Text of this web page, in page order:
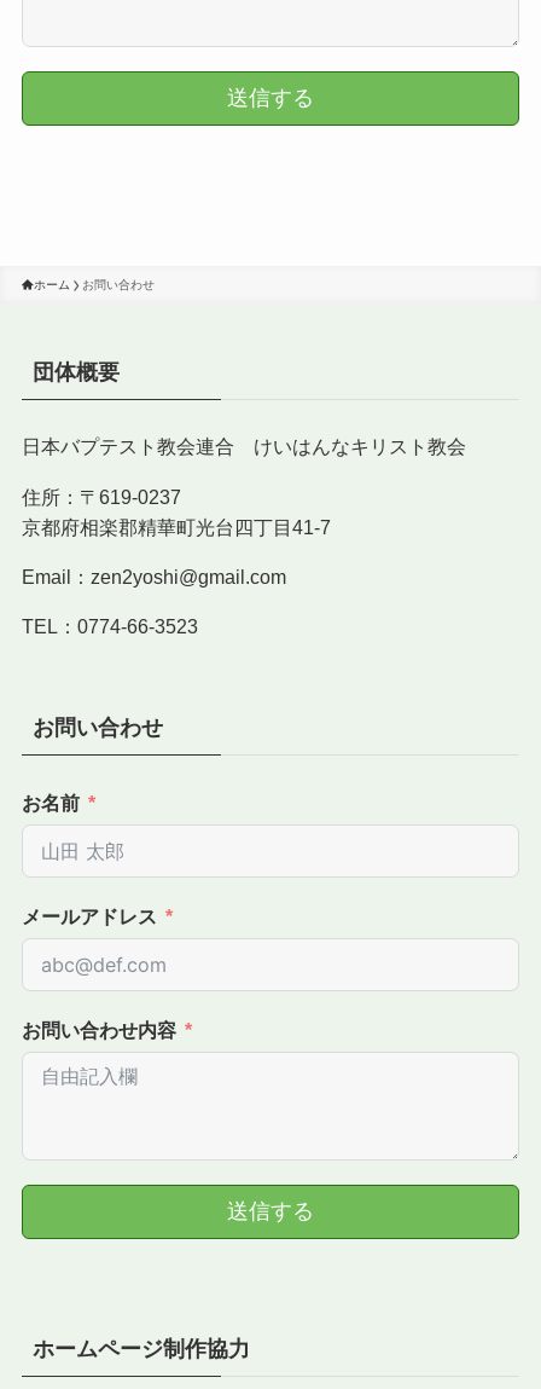
送信する
ホーム お問い合わせ
団体概要
日本バプテスト教会連合 けいはんなキリスト教会
住所：〒619-0237
京都府相楽郡精華町光台四丁目41-7
Email：zen2yoshi@gmail.com
TEL：0774-66-3523
お問い合わせ
お名前
メールアドレス
お問い合わせ内容
送信する
ホームページ制作協力